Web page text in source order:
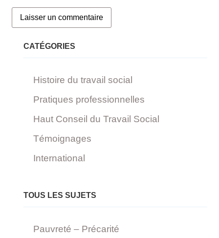
CATÉGORIES
Histoire du travail social
Pratiques professionnelles
Haut Conseil du Travail Social
Témoignages
International
TOUS LES SUJETS
Pauvreté – Précarité